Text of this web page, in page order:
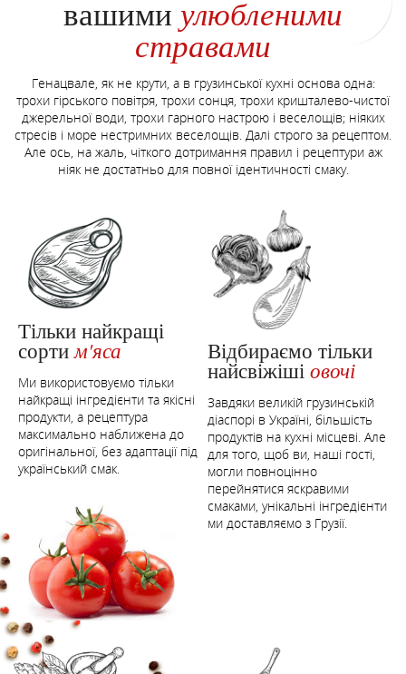
вашими улюбленими
стравами
Генацвале, як не крути, а в грузинської кухні основа одна:
трохи гірського повітря, трохи сонця, трохи кришталево-чистої
джерельної води, трохи гарного настрою і веселощів; ніяких
стресів і море нестримних веселощів. Далі строго за рецептом.
Але ось, на жаль, чіткого дотримання правил і рецептури аж
ніяк не достатньо для повної ідентичності смаку.
Тільки найкращі
сортим'яса
Ми використовуємо тільки
найкращі інгредієнти та якісні
продукти, а рецептура
максимально наближена до
оригінальної, без адаптації під
український смак.
Відбираємо тільки
найсвіжіші овочі
Завдяки великій грузинській
діаспорі в Україні, більшість
продуктів на кухні місцеві. Але
для того, щоб ви, наші гості,
могли повноцінно
перейнятися яскравими
смаками, унікальні інгредієнти
ми доставляємо з Грузії.